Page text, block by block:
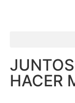
HACER